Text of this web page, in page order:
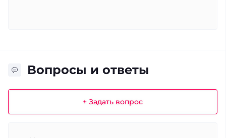
Вопросы и ответы
+ Задать вопрос